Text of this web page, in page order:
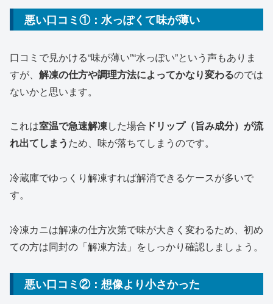
悪い口コミ①：水っぽくて味が薄い
口コミで見かける“味が薄い”“水っぽい”という声もありま
すが、 解凍の仕方や調理方法によってかなり変わるのでは
ないかと思います。
これは室温で急速解凍した場合 ドリップ（旨み成分）が流
れ出てしまうため、味が落ちてしまうのです。
冷蔵庫でゆっくり解凍すれば解消できるケースが多いで
す。
冷凍カニは解凍の仕方次第で味が大きく変わるため、初め
ての方は同封の「解凍方法」をしっかり確認しましょう。
悪い口コミ②：想像より小さかった